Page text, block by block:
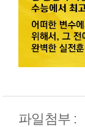
파일첨부 :